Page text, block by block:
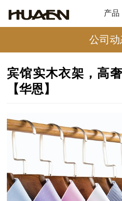
产品
公司动
宾馆实木衣架，高
【华恩】